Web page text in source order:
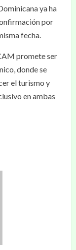
ya ha
por
fecha.
promete ser
donde se
el turismo y
en ambas